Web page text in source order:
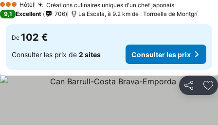
3 ÉtoilesHôtel Créations culinaires uniques d'un chef japonais
9,1 Excellent 706 La Escala, à 9.2 km de : Torroella de Montgrí
De 102 €
Consulter les prix de 2 sites Consulter les prix
Partager